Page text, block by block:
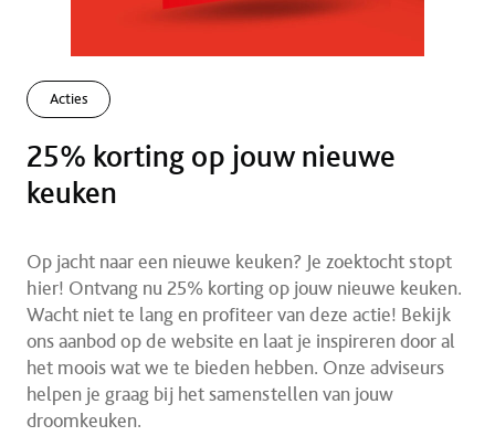
Acties
25% korting op jouw nieuwe
keuken
Op jacht naar een nieuwe keuken? Je zoektocht stopt
hier! Ontvang nu 25% korting op jouw nieuwe keuken.
Wacht niet te lang en profiteer van deze actie! Bekijk
ons aanbod op de website en laat je inspireren door al
het moois wat we te bieden hebben. Onze adviseurs
helpen je graag bij het samenstellen van jouw
droomkeuken.